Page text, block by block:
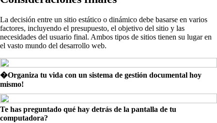
La decisión entre un sitio estático o dinámico debe basarse en varios
factores, incluyendo el presupuesto, el objetivo del sitio y las
necesidades del usuario final. Ambos tipos de sitios tienen su lugar en
el vasto mundo del desarrollo web.
�Organiza tu vida con un sistema de gestión documental hoy
mismo!
Te has preguntado qué hay detrás de la pantalla de tu
computadora?